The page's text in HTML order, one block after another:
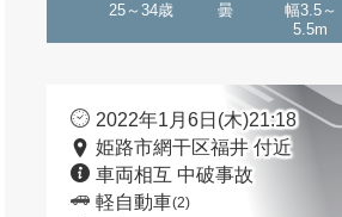
25～34歳 曇
幅3.5～
5.5m
2022年1月6日(木)21:18
姫路市網干区福井 付近
車両相互 中破事故
軽自動車(2)